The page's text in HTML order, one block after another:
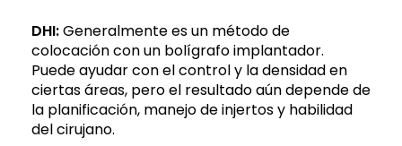
DHI:Generalmente es un método de
colocación con un bolígrafo implantador.
Puede ayudar con el control y la densidad en
ciertas áreas, pero el resultado aún depende de
la planificación, manejo de injertos y habilidad
del cirujano.